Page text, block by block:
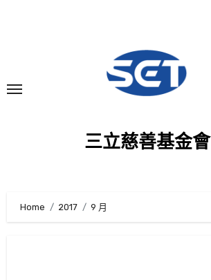
三立慈善基金會
Home 2017 9 月